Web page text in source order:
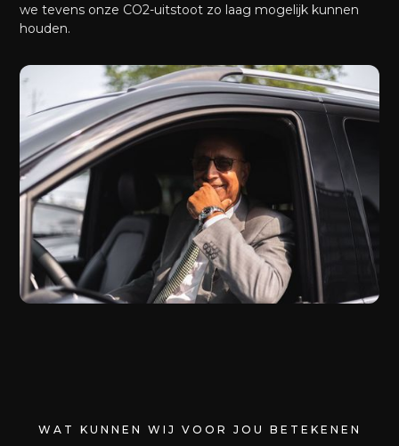
we tevens onze CO2-uitstoot zo laag mogelijk kunnen
houden.
WAT KUNNEN WIJ VOOR JOU BETEKENEN